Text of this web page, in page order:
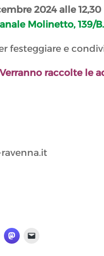
2024 alle
Molinetto, 139/B.
festeggiare e
Verranno raccolte le